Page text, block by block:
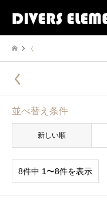
く
く
並べ替え条件
新しい順
8件中 1〜8件を表示